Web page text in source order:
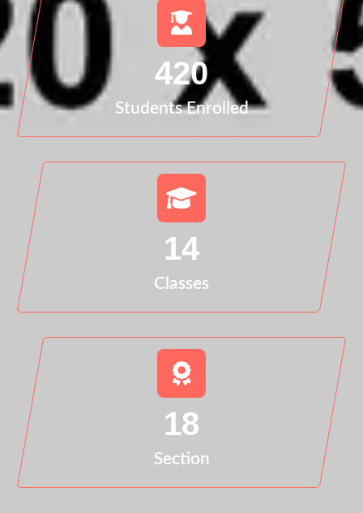
420
Students Enrolled
14
Classes
18
Section